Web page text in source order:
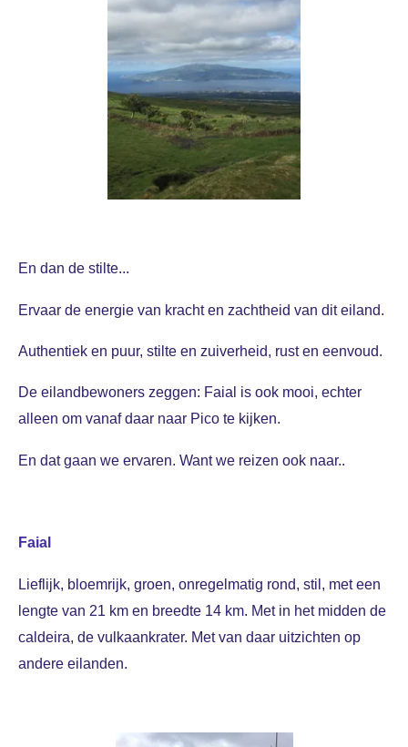
En dan de stilte...
Ervaar de energie van kracht en zachtheid van dit eiland.
Authentiek en puur, stilte en zuiverheid, rust en eenvoud.
De eilandbewoners zeggen: Faial is ook mooi, echter
alleen om vanaf daar naar Pico te kijken.
En dat gaan we ervaren. Want we reizen ook naar..
Faial
Lieflijk, bloemrijk, groen, onregelmatig rond, stil, met een
lengte van 21 km en breedte 14 km. Met in het midden de
caldeira, de vulkaankrater. Met van daar uitzichten op
andere eilanden.